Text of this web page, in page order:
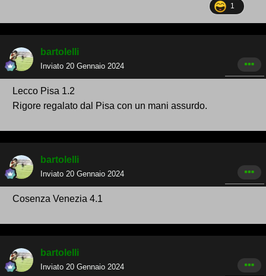
O!
1
bartolelli
Inviato 20 Gennaio 2024
Lecco Pisa 1.2
Rigore regalato dal Pisa con un mani assurdo.
bartolelli
Inviato 20 Gennaio 2024
Cosenza Venezia 4.1
bartolelli
Inviato 20 Gennaio 2024